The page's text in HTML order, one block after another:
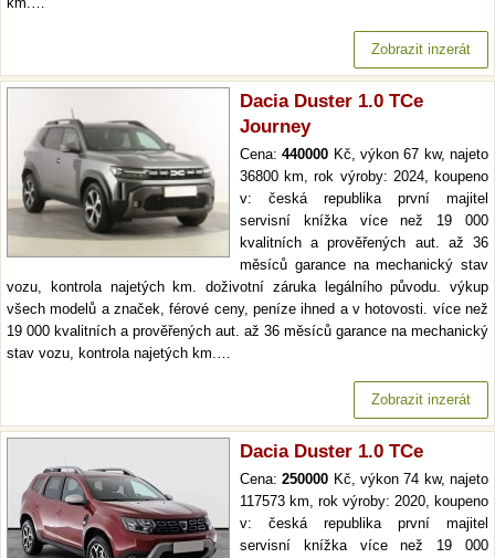
Zobrazit inzerát
Dacia Duster 1.0 TCe
Journey
Cena:440000 Kč, výkon 67 kw, najeto
36800 km, rok výroby: 2024, koupeno
v: česká republika první majitel
servisní knížka více než 19 000
kvalitních a prověřených aut. až 36
měsíců garance na mechanický stav
vozu, kontrola najetých km. doživotní záruka legálního původu. výkup
všech modelů a značek, férové ceny, peníze ihned a v hotovosti. více než
19 000 kvalitních a prověřených aut. až 36 měsíců garance na mechanický
stav vozu, kontrola najetých km.…
Zobrazit inzerát
Dacia Duster 1.0 TCe
Cena:250000 Kč, výkon 74 kw, najeto
117573 km, rok výroby: 2020, koupeno
v: česká republika první majitel
servisní knížka více než 19 000